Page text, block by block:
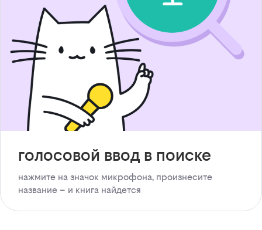
голосовой ввод в поиске
нажмите на значок микрофона, произнесите
название – и книга найдется